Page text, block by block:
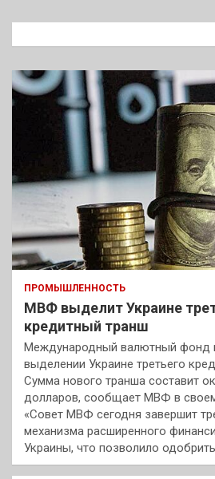
к
ПРОМЫШЛЕННОСТЬ
МВФ выделит Украине
кредитный транш
Международный валютный фонд
выделении Украине третьего
Сумма нового транша составит
долларов, сообщает МВФ в
«Совет МВФ сегодня завершит
механизма расширенного
Украины, что позволило